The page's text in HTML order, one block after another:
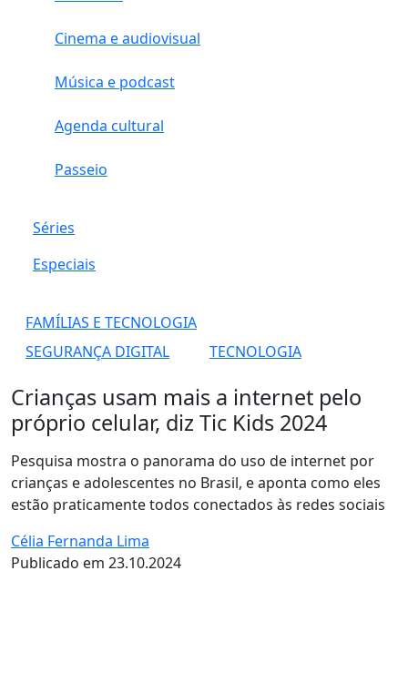
Cinema e audiovisual
Música e podcast
Agenda cultural
Passeio
Séries
Especiais
FAMÍLIAS E TECNOLOGIA
SEGURANÇA DIGITAL
TECNOLOGIA
Crianças usam mais a internet pelo
próprio celular, diz Tic Kids 2024
Pesquisa mostra o panorama do uso de internet por
crianças e adolescentes no Brasil, e aponta como eles
estão praticamente todos conectados às redes sociais
Célia Fernanda Lima
Publicado em 23.10.2024